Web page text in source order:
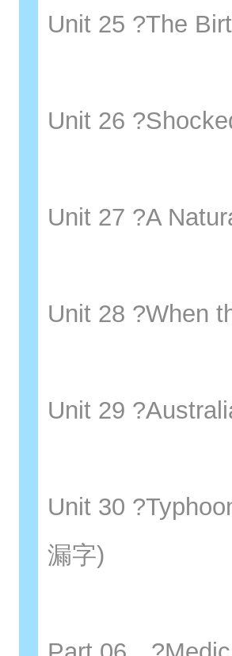
Unit 25 ?The
Unit 26
Unit 27 ?A
Unit 28 ?When
Unit 29
Unit 30
漏字)